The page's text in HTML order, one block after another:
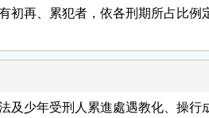
初再、累犯者，依各刑期所占比例
及少年受刑人累進處遇教化、操行